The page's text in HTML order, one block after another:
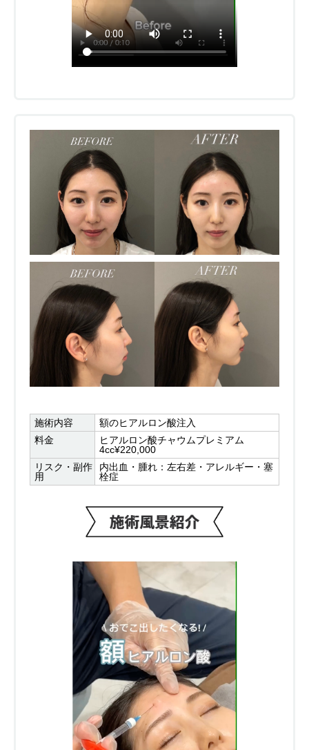
施術内容
額のヒアルロン酸注入
料金
ヒアルロン酸チャウムプレミアム
4cc¥220,000
リスク・副作
用
内出血・腫れ：左右差・アレルギー・塞
栓症